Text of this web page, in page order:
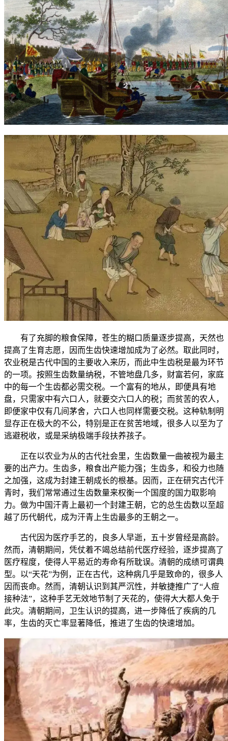
有了充脚的粮食保障，苍生的糊口质量逐步提高，天然也
提高了生育志愿，因而生齿快速增加成为了必然。取此同时，
农业税是古代中国的主要收入来历，而此中生齿税是最为环节
的一项。按照生齿数量纳税，不管地盘几多，财富若何，家庭
中的每一个生齿都必需交税。一个富有的地从，即便具有地
盘，只需家中有六口人，就要交六口人的税；而贫苦的农人，
即便家中仅有几间茅舍，六口人也同样需要交税。这种轨制明
显存正在极大的不公，特别是正在贫苦地域，很多人以至为了
逃避税收，或是采纳极端手段扶养孩子。
正在以农业为从的古代社会里，生齿数量一曲被视为最主
要的出产力。生齿多，粮食出产能力强；生齿多，和役力也随
之加强，这成为封建王朝成长的根基。因而，正在研究古代汗
青时，我们常常通过生齿数量来权衡一个国度的国力取影响
力。做为中国汗青上最初一个封建王朝，它的总生齿数以至超
越了历代朝代，成为汗青上生齿最多的王朝之一。
古代因为医疗手艺的，良多人早逝，五十岁曾经是高龄。
然而，清朝期间，凭仗着不竭总结前代医疗经验，逐步提高了
医疗程度，使得人平易近的寿命有所耽误。清朝的成绩可谓典
型。以“天花”为例，正在古代，这种病几乎是致命的，很多人
因而丧命。然而，清朝认识到其严沉性，并敏捷推广了“人痘
接种法”，这种手艺无效地节制了天花的，使得大大都人免于
此灾。清朝期间，卫生认识的提高，进一步降低了疾病的几
率，生齿的灭亡率显著降低，推进了生齿的快速增加。